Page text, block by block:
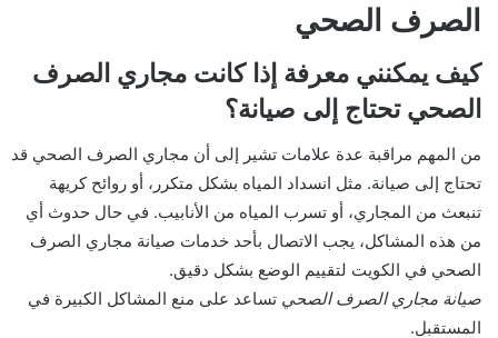
الصرف الصحي
كيف يمكنني معرفة إذا كانت مجاري الصرف
الصحي تحتاج إلى صيانة؟
من المهم مراقبة عدة علامات تشير إلى أن مجاري الصرف الصحي قد
تحتاج إلى صيانة. مثل انسداد المياه بشكل متكرر، أو روائح كريهة
تنبعث من المجاري، أو تسرب المياه من الأنابيب. في حال حدوث أي
من هذه المشاكل، يجب الاتصال بأحد خدمات صيانة مجاري الصرف
الصحي في الكويت لتقييم الوضع بشكل دقيق.
صيانة مجاري الصرف الصحي تساعد على منع المشاكل الكبيرة في
المستقبل.